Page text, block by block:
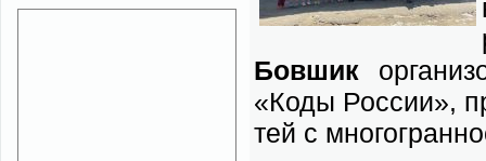
Бо­в­шик
«Ко­ды Рос­сии»,
тей с